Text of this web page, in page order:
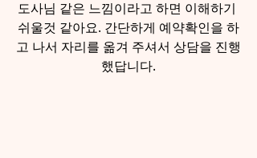
도사님 같은 느낌이라고 하면 이해하기
쉬울것 같아요. 간단하게 예약확인을 하
고 나서 자리를 옮겨 주셔서 상담을 진행
했답니다.